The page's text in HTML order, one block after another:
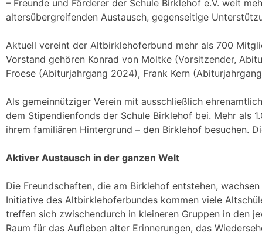
– Freunde und Förderer der Schule Birklehof e.V. weit
altersübergreifenden Austausch, gegenseitige
Aktuell vereint der Altbirklehoferbund mehr als 700
Vorstand gehören Konrad von Moltke (Vorsitzender,
Froese (Abiturjahrgang 2024), Frank Kern
Als gemeinnütziger Verein mit ausschließlich
dem Stipendienfonds der Schule Birklehof bei. Mehr als
ihrem familiären Hintergrund – den Birklehof besuchen.
Aktiver Austausch in der ganzen Welt
Die Freundschaften, die am Birklehof entstehen,
Initiative des Altbirklehoferbundes kommen viele
treffen sich zwischendurch in kleineren Gruppen in den
Raum für das Aufleben alter Erinnerungen, das